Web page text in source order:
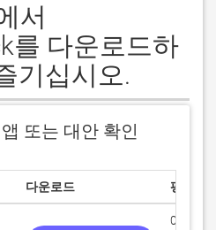
서
를 다운로드하
기십시오.
또는 대안 확인
다운로드 평점
0/5